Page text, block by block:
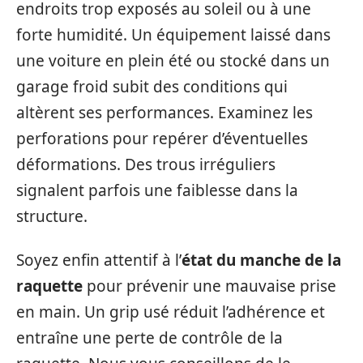
endroits trop exposés au soleil ou à une
forte humidité. Un équipement laissé dans
une voiture en plein été ou stocké dans un
garage froid subit des conditions qui
altèrent ses performances. Examinez les
perforations pour repérer d’éventuelles
déformations. Des trous irréguliers
signalent parfois une faiblesse dans la
structure.
Soyez enfin attentif à l’état du manche de la
raquette pour prévenir une mauvaise prise
en main. Un grip usé réduit l’adhérence et
entraîne une perte de contrôle de la